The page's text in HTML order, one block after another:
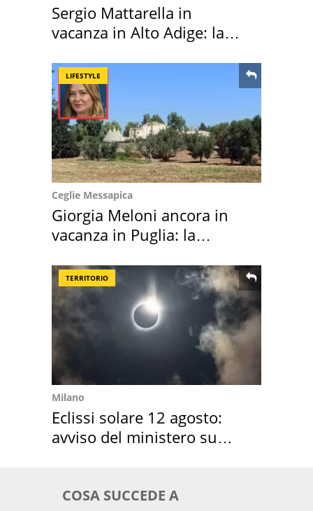
Sergio Mattarella in
vacanza in Alto Adige: la
LIFESTYLE
Ceglie Messapica
Giorgia Meloni ancora in
vacanza in Puglia: la
TERRITORIO
Milano
Eclissi solare 12 agosto:
avviso del ministero su